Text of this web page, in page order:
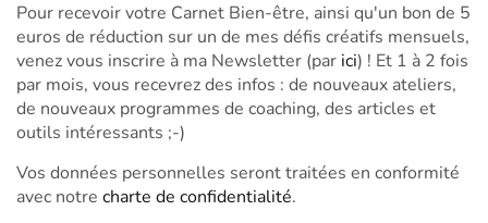
Pour recevoir votre Carnet Bien-être, ainsi qu'un bon de 5
euros de réduction sur un de mes défis créatifs mensuels,
venez vous inscrire à ma Newsletter (par ici) ! Et 1 à 2 fois
par mois, vous recevrez des infos : de nouveaux ateliers,
de nouveaux programmes de coaching, des articles et
outils intéressants ;-)
Vos données personnelles seront traitées en conformité
avec notre charte de confidentialité.